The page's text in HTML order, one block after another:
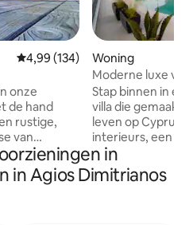
Gemiddelde beoordeling van
4,99 (134)
onze
de hand
rustige,
van
stad!
en op 17
Woning
Moderne luxe
Stap binnen in
villa die gemaakt
leven op Cyprus.
interieurs, een
bij
eigen
Het huis is rustig
in
in Agios Dimitrianos